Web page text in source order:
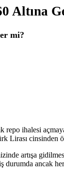
Altına
mi?
repo ihalesi
Lirası cinsinden
artışa
durumda ancak